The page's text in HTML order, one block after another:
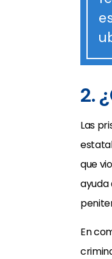
2.
Las
que
ayuda
En